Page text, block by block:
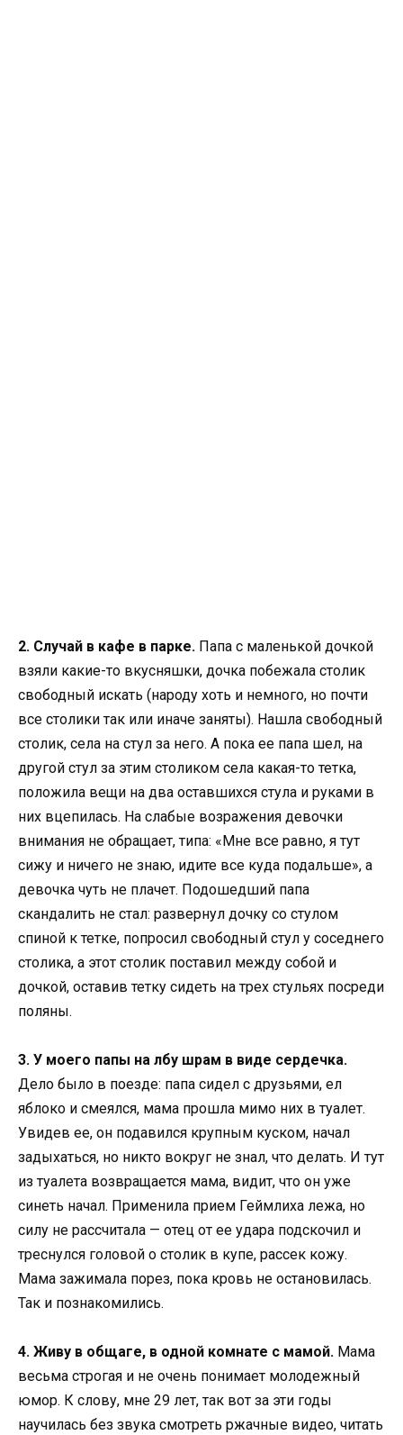
2. Случай в кафе в парке. Папа с маленькой дочкой
взяли какие-то вкусняшки, дочка побежала столик
свободный искать (народу хоть и немного, но почти
все столики так или иначе заняты). Нашла свободный
столик, села на стул за него. А пока ее папа шел, на
другой стул за этим столиком села какая-то тетка,
положила вещи на два оставшихся стула и руками в
них вцепилась. На слабые возражения девочки
внимания не обращает, типа: «Мне все равно, я тут
сижу и ничего не знаю, идите все куда подальше», а
девочка чуть не плачет. Подошедший папа
скандалить не стал: развернул дочку со стулом
спиной к тетке, попросил свободный стул у соседнего
столика, а этот столик поставил между собой и
дочкой, оставив тетку сидеть на трех стульях посреди
поляны.
3. У моего папы на лбу шрам в виде сердечка.
Дело было в поезде: папа сидел с друзьями, ел
яблоко и смеялся, мама прошла мимо них в туалет.
Увидев ее, он подавился крупным куском, начал
задыхаться, но никто вокруг не знал, что делать. И тут
из туалета возвращается мама, видит, что он уже
синеть начал. Применила прием Геймлиха лежа, но
силу не рассчитала — отец от ее удара подскочил и
треснулся головой о столик в купе, рассек кожу.
Мама зажимала порез, пока кровь не остановилась.
Так и познакомились.
4. Живу в общаге, в одной комнате с мамой. Мама
весьма строгая и не очень понимает молодежный
юмор. К слову, мне 29 лет, так вот за эти годы
научилась без звука смотреть ржачные видео, читать